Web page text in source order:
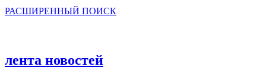
РАСШИРЕННЫЙ ПОИСК
лента новостей